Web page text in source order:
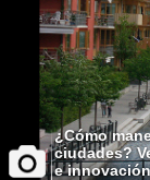
¿Cómo
ciudades?
e innovación